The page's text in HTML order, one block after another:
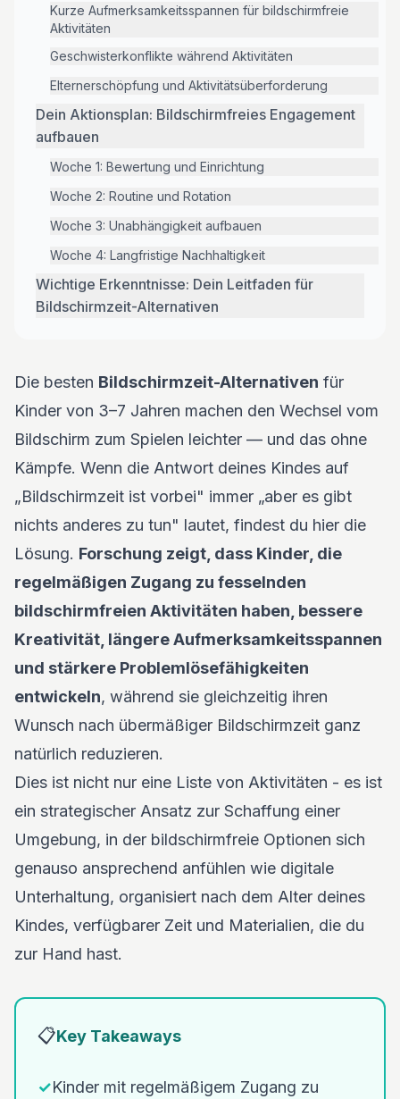
Kurze Aufmerksamkeitsspannen für bildschirmfreie
Aktivitäten
Geschwisterkonflikte während Aktivitäten
Elternerschöpfung und Aktivitätsüberforderung
Dein Aktionsplan: Bildschirmfreies Engagement
aufbauen
Woche 1: Bewertung und Einrichtung
Woche 2: Routine und Rotation
Woche 3: Unabhängigkeit aufbauen
Woche 4: Langfristige Nachhaltigkeit
Wichtige Erkenntnisse: Dein Leitfaden für
Bildschirmzeit-Alternativen
Die besten Bildschirmzeit-Alternativen für
Kinder von 3–7 Jahren machen den Wechsel vom
Bildschirm zum Spielen leichter — und das ohne
Kämpfe. Wenn die Antwort deines Kindes auf
„Bildschirmzeit ist vorbei" immer „aber es gibt
nichts anderes zu tun" lautet, findest du hier die
Lösung. Forschung zeigt, dass Kinder, die
regelmäßigen Zugang zu fesselnden
bildschirmfreien Aktivitäten haben, bessere
Kreativität, längere Aufmerksamkeitsspannen
und stärkere Problemlösefähigkeiten
entwickeln, während sie gleichzeitig ihren
Wunsch nach übermäßiger Bildschirmzeit ganz
natürlich reduzieren.
Dies ist nicht nur eine Liste von Aktivitäten - es ist
ein strategischer Ansatz zur Schaffung einer
Umgebung, in der bildschirmfreie Optionen sich
genauso ansprechend anfühlen wie digitale
Unterhaltung, organisiert nach dem Alter deines
Kindes, verfügbarer Zeit und Materialien, die du
zur Hand hast.
📋Key Takeaways
✓Kinder mit regelmäßigem Zugang zu